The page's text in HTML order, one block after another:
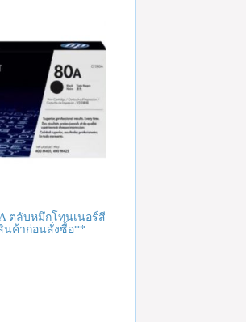
ตลับหมึกโทนเนอร์สี
นค้าก่อนสั่งซื้อ**